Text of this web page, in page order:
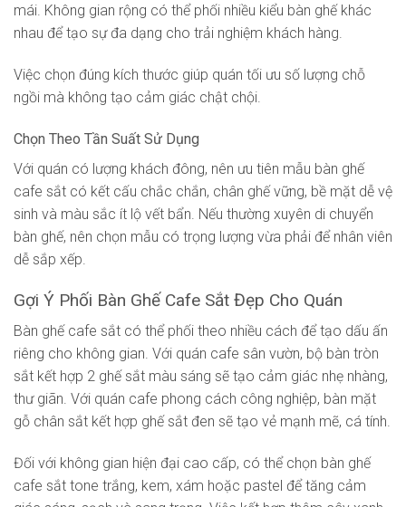
mái. Không gian rộng có thể phối nhiều kiểu bàn ghế khác
nhau để tạo sự đa dạng cho trải nghiệm khách hàng.
Việc chọn đúng kích thước giúp quán tối ưu số lượng chỗ
ngồi mà không tạo cảm giác chật chội.
Chọn Theo Tần Suất Sử Dụng
Với quán có lượng khách đông, nên ưu tiên mẫu bàn ghế
cafe sắt có kết cấu chắc chắn, chân ghế vững, bề mặt dễ vệ
sinh và màu sắc ít lộ vết bẩn. Nếu thường xuyên di chuyển
bàn ghế, nên chọn mẫu có trọng lượng vừa phải để nhân viên
dễ sắp xếp.
Gợi Ý Phối Bàn Ghế Cafe Sắt Đẹp Cho Quán
Bàn ghế cafe sắt có thể phối theo nhiều cách để tạo dấu ấn
riêng cho không gian. Với quán cafe sân vườn, bộ bàn tròn
sắt kết hợp 2 ghế sắt màu sáng sẽ tạo cảm giác nhẹ nhàng,
thư giãn. Với quán cafe phong cách công nghiệp, bàn mặt
gỗ chân sắt kết hợp ghế sắt đen sẽ tạo vẻ mạnh mẽ, cá tính.
Đối với không gian hiện đại cao cấp, có thể chọn bàn ghế
cafe sắt tone trắng, kem, xám hoặc pastel để tăng cảm